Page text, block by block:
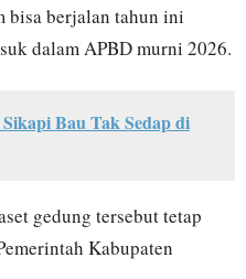
bisa berjalan tahun ini
dalam APBD murni 2026.
Bau Tak Sedap di
gedung tersebut tetap
Kabupaten